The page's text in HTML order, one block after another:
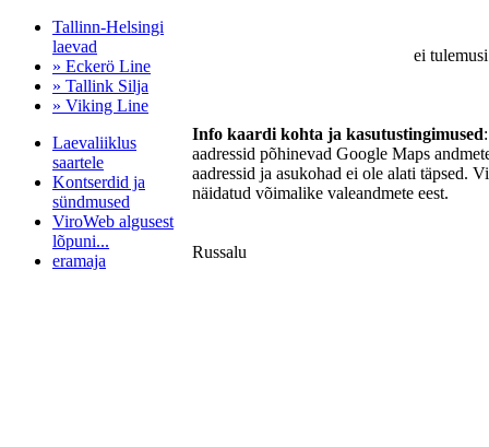
Tallinn-Helsingi
laevad
» Eckerö Line
» Tallink Silja
» Viking Line
Laevaliiklus
saartele
Kontserdid ja
sündmused
ViroWeb algusest
lõpuni...
eramaja
ei
Info kaardi kohta ja kasutustingimused
aadressid põhinevad Google Maps
aadressid ja asukohad ei ole alati täpsed.
näidatud võimalike valeandmete eest.
Russalu